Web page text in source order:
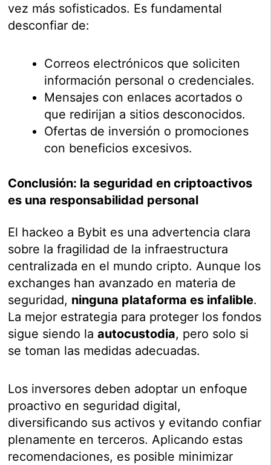
vez más sofisticados. Es fundamental
desconfiar de:
Correos electrónicos que soliciten
información personal o credenciales.
Mensajes con enlaces acortados o
que redirijan a sitios desconocidos.
Ofertas de inversión o promociones
con beneficios excesivos.
Conclusión: la seguridad en criptoactivos
es una responsabilidad personal
El hackeo a Bybit es una advertencia clara
sobre la fragilidad de la infraestructura
centralizada en el mundo cripto. Aunque los
exchanges han avanzado en materia de
seguridad, ninguna plataforma es infalible.
La mejor estrategia para proteger los fondos
sigue siendo laautocustodia, pero solo si
se toman las medidas adecuadas.
Los inversores deben adoptar un enfoque
proactivo en seguridad digital,
diversificando sus activos y evitando confiar
plenamente en terceros. Aplicando estas
recomendaciones, es posible minimizar